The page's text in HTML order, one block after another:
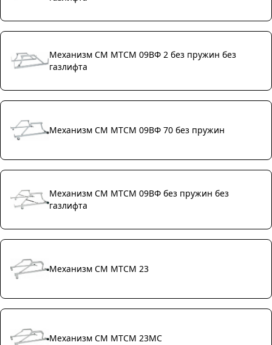
Механизм СМ МТСМ 09ВФ 2 без пружин без
газлифта
Механизм СМ МТСМ 09ВФ 70 без пружин
Механизм СМ МТСМ 09ВФ без пружин без
газлифта
Механизм СМ МТСМ 23
Механизм СМ МТСМ 23МС